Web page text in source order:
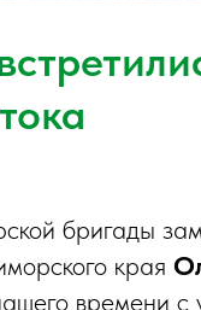
бригады
края
времени с